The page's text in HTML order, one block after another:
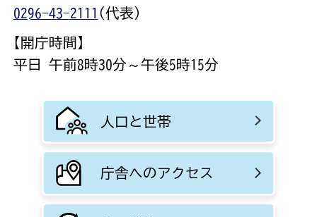
0296-43-2111 (代表)
【開庁時間】
平日 午前8時30分～午後5時15分
人口と世帯
庁舎へのアクセス